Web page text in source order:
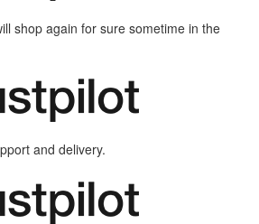
shop again for sure sometime in the
and delivery.